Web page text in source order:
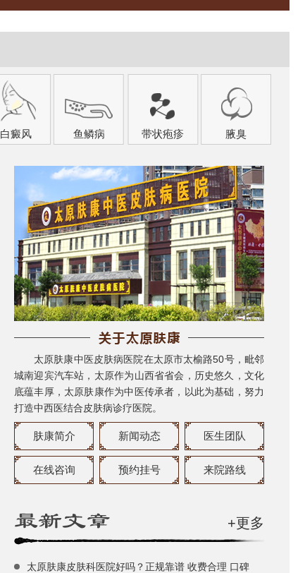
白癜风 鱼鳞病 带状疱疹 腋臭
太原肤康中医皮肤病医院在太原市太榆路50号，毗邻
城南迎宾汽车站，太原作为山西省省会，历史悠久，文化
底蕴丰厚，太原肤康作为中医传承者，以此为基础，努力
打造中西医结合皮肤病诊疗医院。
肤康简介 新闻动态 医生团队
在线咨询 预约挂号 来院路线
+更多
太原肤康皮肤科医院好吗？正规靠谱 收费合理 口碑